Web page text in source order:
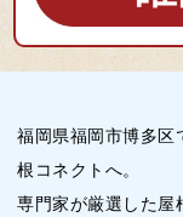
福岡県福岡市博多区
根コネクトへ。
専門家が厳選した屋